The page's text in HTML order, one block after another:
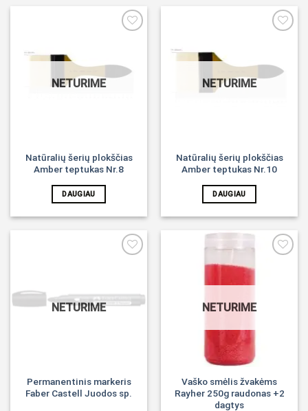
Noriu!
NETURIME
Natūralių šerių plokščias
Amber teptukas Nr.8
DAUGIAU
Noriu!
NETURIME
Natūralių šerių plokščias
Amber teptukas Nr.10
DAUGIAU
NETURIME
Permanentinis markeris
Faber Castell Juodos sp.
NETURIME
Vaško smėlis žvakėms
Rayher 250g raudonas +2
dagtys